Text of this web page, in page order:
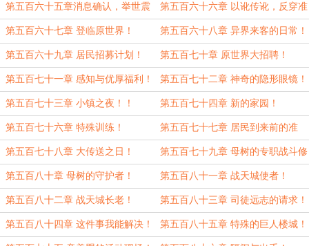
作！ 球！
第五百六十五章消息确认，举世震
惊！
第五百六十六章 以讹传讹，反穿准
备！
第五百六十七章 登临原世界！ 第五百六十八章 异界来客的日常！
第五百六十九章 居民招募计划！ 第五百七十章 原世界大招聘！
第五百七十一章 感知与优厚福利！ 第五百七十二章 神奇的隐形眼镜！
第五百七十三章 小镇之夜！！ 第五百七十四章 新的家园！
第五百七十六章 特殊训练！ 第五百七十七章 居民到来前的准
备！
第五百七十八章 大传送之日！ 第五百七十九章 母树的专职战斗修
士！
第五百八十章 母树的守护者！ 第五百八十一章 战天城使者！
第五百八十二章 战天城长老！ 第五百八十三章 司徒远志的请求！
第五百八十四章 这件事我能解决！ 第五百八十五章 特殊的巨人楼城！